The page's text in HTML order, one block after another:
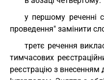
у першому реченні
проведення" замінити
третє речення
тимчасових
реєстрацію з внесенням